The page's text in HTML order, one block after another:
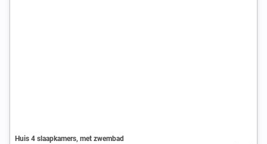
Huis 4 slaapkamers, met zwembad